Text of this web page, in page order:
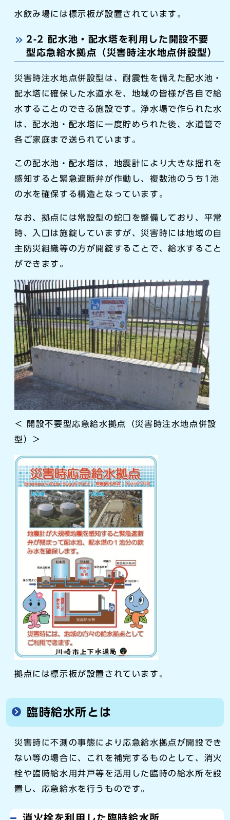
水飲み場には標示板が設置されています。
2-2 配水池・配水塔を利用した開設不要
型応急給水拠点（災害時注水地点併設型）
災害時注水地点併設型は、耐震性を備えた配水池・
配水塔に確保した水道水を、地域の皆様が各自で給
水することのできる施設です。浄水場で作られた水
は、配水池・配水塔に一度貯められた後、水道管で
各ご家庭まで送られています。
この配水池・配水塔は、地震計により大きな揺れを
感知すると緊急遮断弁が作動し、複数池のうち1池
の水を確保する構造となっています。
なお、拠点には常設型の蛇口を整備しており、平常
時、入口は施錠していますが、災害時には地域の自
主防災組織等の方が開錠することで、給水すること
ができます。
＜ 開設不要型応急給水拠点（災害時注水地点併設
型）＞
拠点には標示板が設置されています。
臨時給水所とは
災害時に不測の事態により応急給水拠点が開設でき
ない等の場合に、これを補完するものとして、消火
栓や臨時給水用井戸等を活用した臨時の給水所を設
置し、応急給水を行うものです。
消火栓を利用した臨時給水所